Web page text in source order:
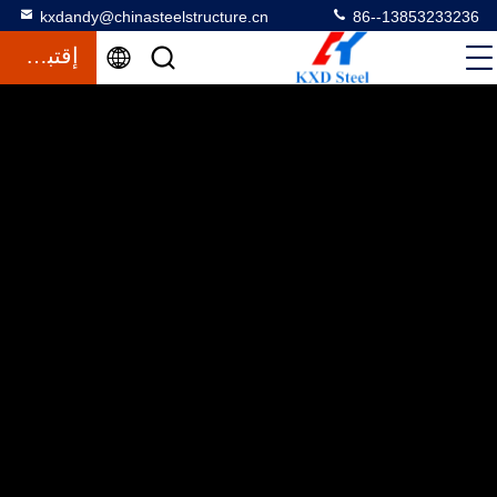
kxdandy@chinasteelstructure.cn 86--13853233236
إقتباس